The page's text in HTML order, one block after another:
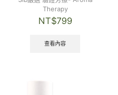
Therapy
NT$799
查看內容